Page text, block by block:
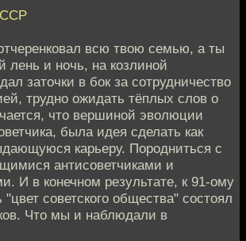
всю твою семью, а ты
лень и ночь, на козлиной
заточки в бок за сотрудничество
трудно ожидать тёплых слов о
что вершиной эволюции
была идея сделать как
карьеру. Породниться с
антисоветчиками и
И в конечном результате, к 91-ому
"цвет советского общества" состоял
Что мы и наблюдали в